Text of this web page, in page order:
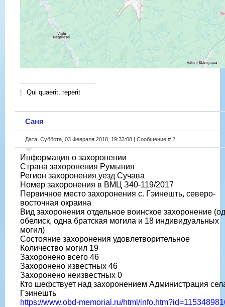
Qui quaerit, reperit
Саня
Дата: Суббота, 03 Февраля 2018, 19:33:08 | Сообщение # 2
Информация о захоронении
Страна захоронения Румыния
Регион захоронения уезд Сучава
Номер захоронения в ВМЦ З40-119/2017
Первичное место захоронения с. Гэинешть, северо-
восточная окраина
Вид захоронения отдельное воинское захоронение
обелиск, одна братская могила и 18 индивидуальных
могил)
Состояние захоронения удовлетворительное
Количество могил 19
Захоронено всего 46
Захоронено известных 46
Захоронено неизвестных 0
Кто шефствует над захоронением Администрация
Гэинешть
https://www.obd-memorial.ru/html/